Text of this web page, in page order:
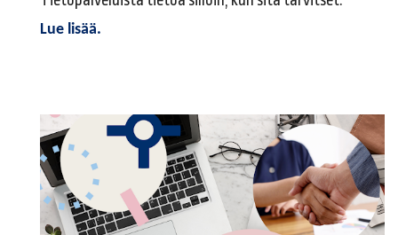
Lue lisää.